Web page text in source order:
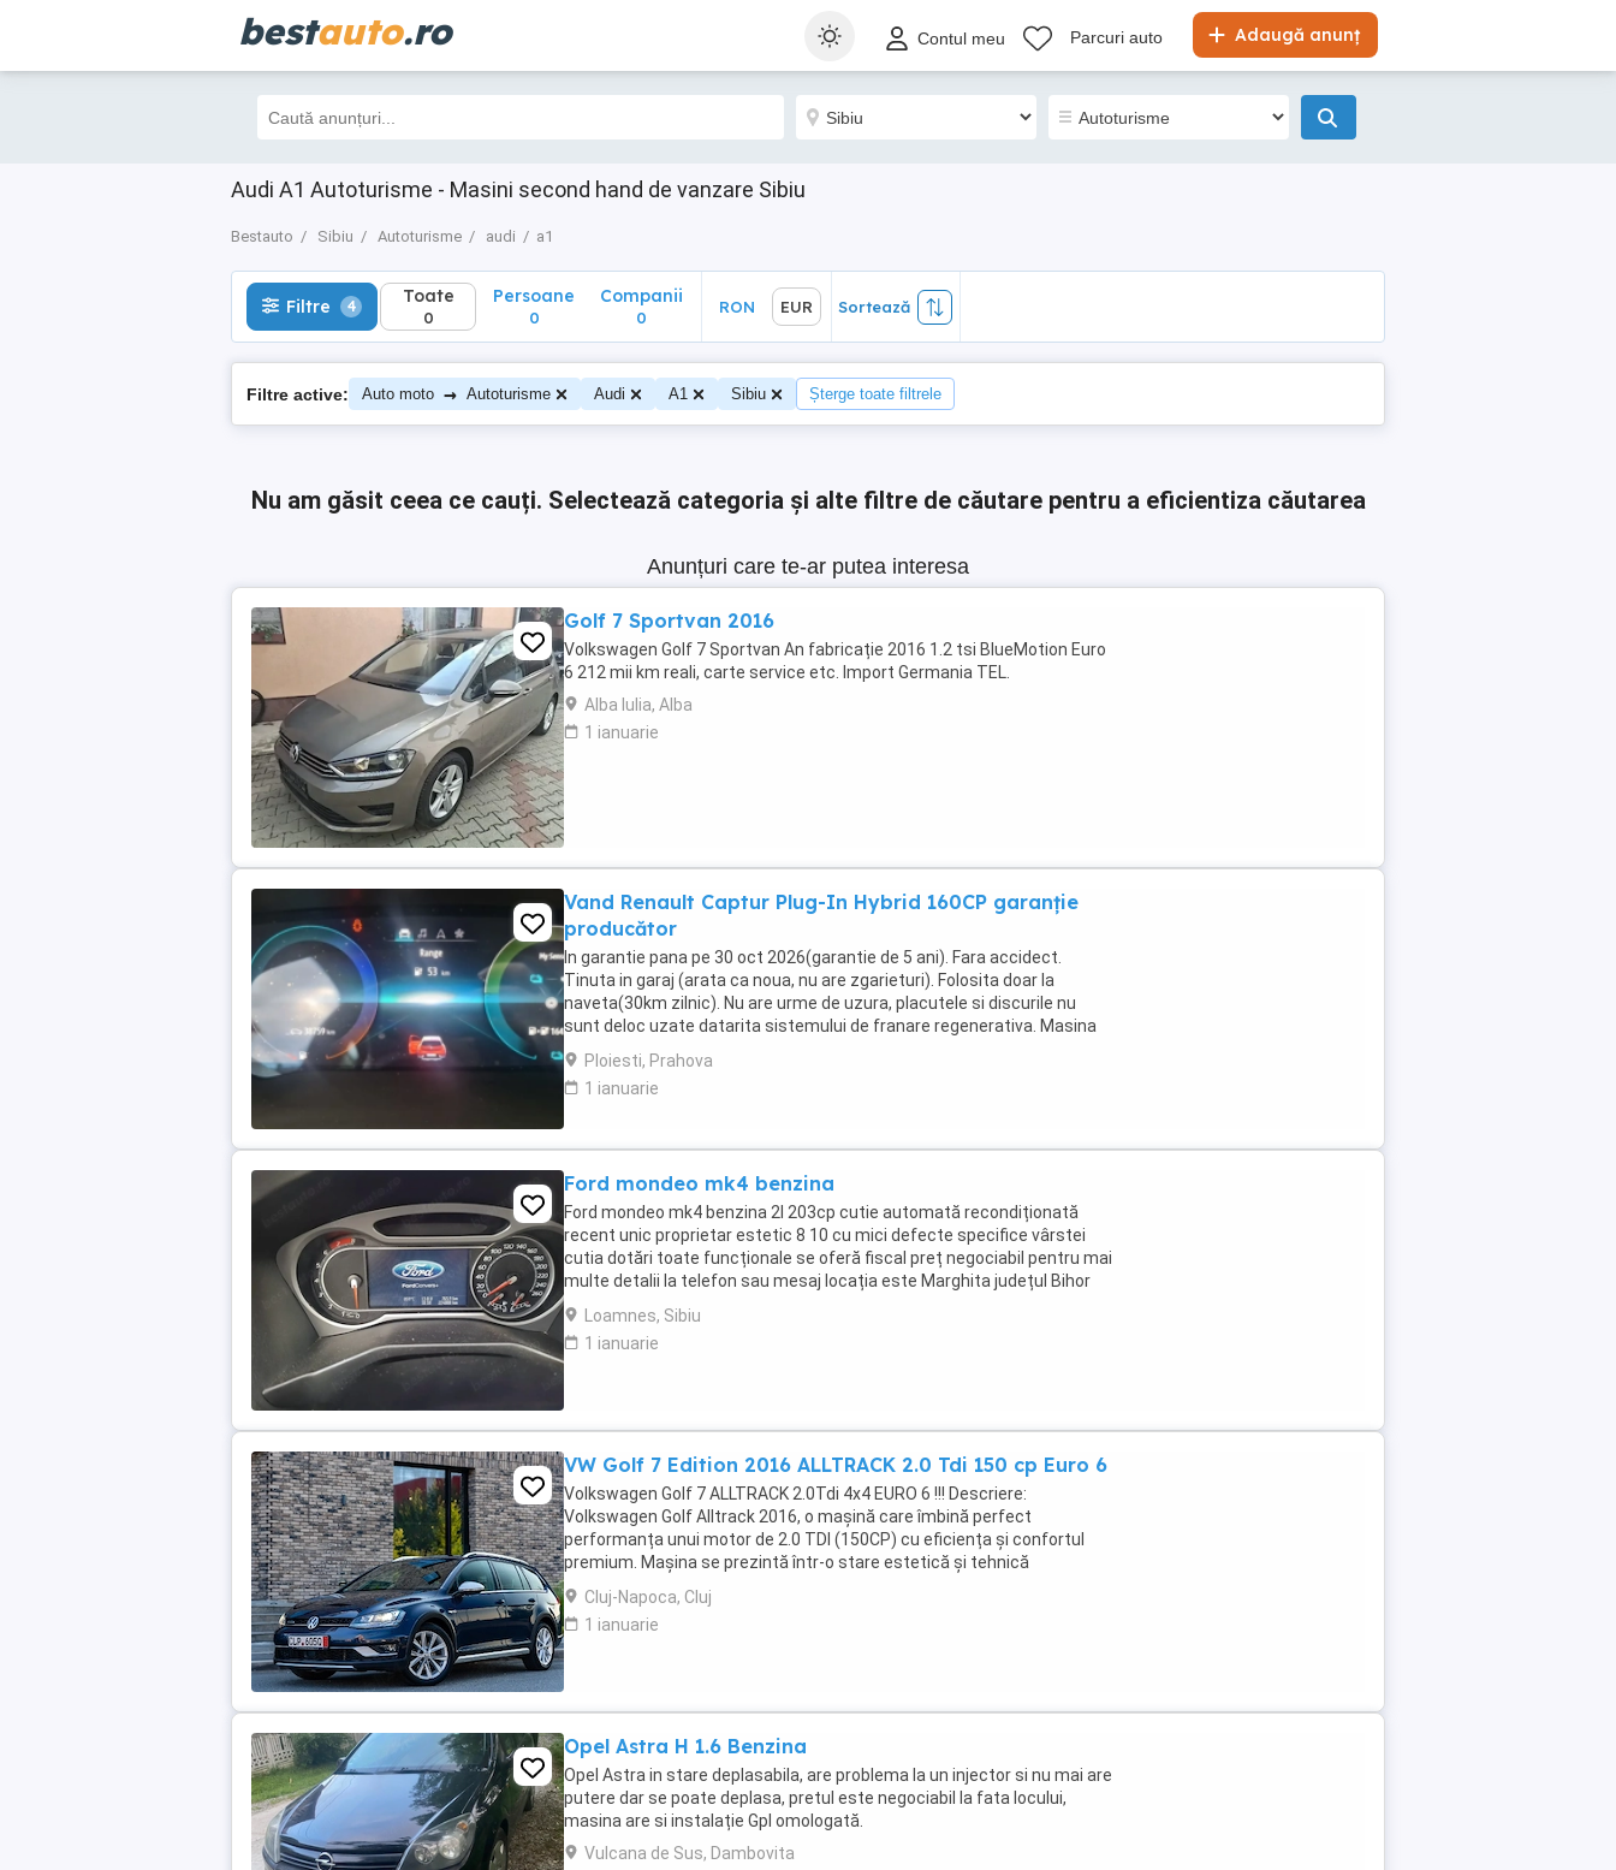
bestauto.ro Adaugă anunț
Contul meu Parcuri auto
Audi A1 Autoturisme - Masini second hand de vanzare Sibiu
Bestauto Sibiu Autoturisme audi a1
Filtre 4 Toate
0
Sortează
Filtre 4 Toate
0
Persoane
0
Companii
0
RON EUR Sortează
Filtre active: Auto moto → Autoturisme Audi A1 Sibiu Șterge toate filtrele
Nu am găsit ceea ce cauți. Selectează categoria și alte filtre de căutare pentru a eficientiza căutarea
Anunțuri care te-ar putea interesa
Golf 7 Sportvan 2016
Volkswagen Golf 7 Sportvan An fabricație 2016 1.2 tsi BlueMotion Euro
6 212 mii km reali, carte service etc. Import Germania TEL.
Alba Iulia, Alba
1 ianuarie
Vand Renault Captur Plug-In Hybrid 160CP garanție
producător
In garantie pana pe 30 oct 2026(garantie de 5 ani). Fara accidect.
Tinuta in garaj (arata ca noua, nu are zgarieturi). Folosita doar la
naveta(30km zilnic). Nu are urme de uzura, placutele si discurile nu
sunt deloc uzate datarita sistemului de franare regenerativa. Masina
are foarte multe dotari suplimentare ...
Ploiesti, Prahova
1 ianuarie
Ford mondeo mk4 benzina
Ford mondeo mk4 benzina 2l 203cp cutie automată recondiționată
recent unic proprietar estetic 8 10 cu mici defecte specifice vârstei
cutia dotări toate funcționale se oferă fiscal preț negociabil pentru mai
multe detalii la telefon sau mesaj locația este Marghita județul Bihor
se oferă fiscal s-au ...
Loamnes, Sibiu
1 ianuarie
VW Golf 7 Edition 2016 ALLTRACK 2.0 Tdi 150 cp Euro 6
Volkswagen Golf 7 ALLTRACK 2.0Tdi 4x4 EURO 6 !!! Descriere:
Volkswagen Golf Alltrack 2016, o mașină care îmbină perfect
performanța unui motor de 2.0 TDI (150CP) cu eficiența și confortul
premium. Mașina se prezintă într-o stare estetică și tehnică
excelentă, beneficiind de o listă lungă de dotări ...
Cluj-Napoca, Cluj
1 ianuarie
Opel Astra H 1.6 Benzina
Opel Astra in stare deplasabila, are problema la un injector si nu mai are
putere dar se poate deplasa, pretul este negociabil la fata locului,
masina are si instalație Gpl omologată.
Vulcana de Sus, Dambovita